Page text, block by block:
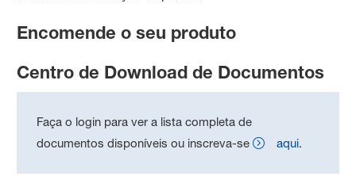
Encomende o seu produto
Centro de Download de Documentos
Faça o login para ver a lista completa de
documentos disponíveis ou inscreva-se
aqui.